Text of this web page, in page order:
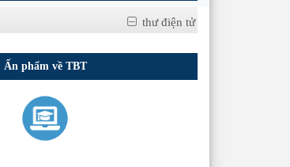
thư điện tử
Ấn phẩm về TBT